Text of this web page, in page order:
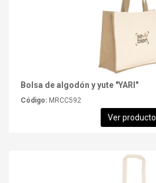
Bolsa de algodón y yute "YARI"
Código: MRCC592
Ver producto